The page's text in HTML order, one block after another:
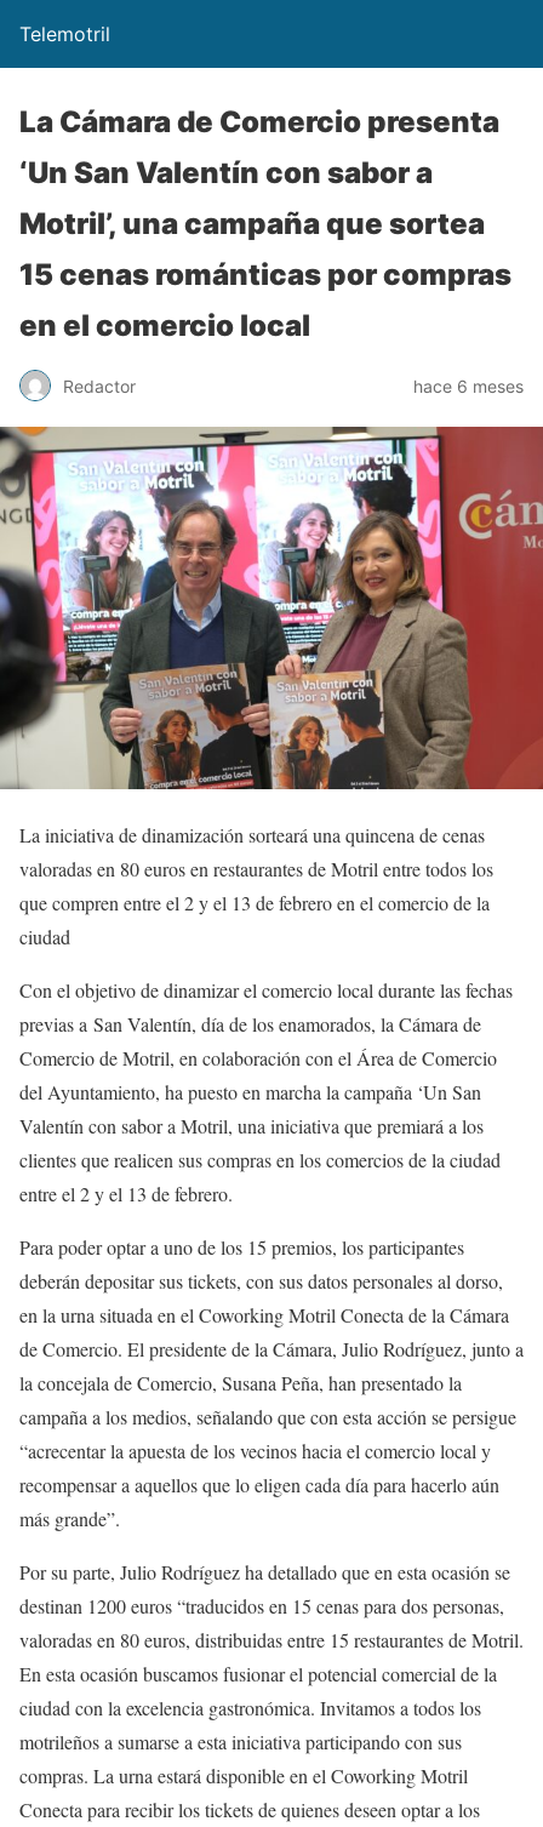
Telemotril
La Cámara de Comercio presenta
‘Un San Valentín con sabor a
Motril’, una campaña que sortea
15 cenas románticas por compras
en el comercio local
Redactor hace 6 meses
La iniciativa de dinamización sorteará una quincena de cenas
valoradas en 80 euros en restaurantes de Motril entre todos los
que compren entre el 2 y el 13 de febrero en el comercio de la
ciudad
Con el objetivo de dinamizar el comercio local durante las fechas
previas a San Valentín, día de los enamorados, la Cámara de
Comercio de Motril, en colaboración con el Área de Comercio
del Ayuntamiento, ha puesto en marcha la campaña ‘Un San
Valentín con sabor a Motril, una iniciativa que premiará a los
clientes que realicen sus compras en los comercios de la ciudad
entre el 2 y el 13 de febrero.
Para poder optar a uno de los 15 premios, los participantes
deberán depositar sus tickets, con sus datos personales al dorso,
en la urna situada en el Coworking Motril Conecta de la Cámara
de Comercio. El presidente de la Cámara, Julio Rodríguez, junto a
la concejala de Comercio, Susana Peña, han presentado la
campaña a los medios, señalando que con esta acción se persigue
“acrecentar la apuesta de los vecinos hacia el comercio local y
recompensar a aquellos que lo eligen cada día para hacerlo aún
más grande”.
Por su parte, Julio Rodríguez ha detallado que en esta ocasión se
destinan 1200 euros “traducidos en 15 cenas para dos personas,
valoradas en 80 euros, distribuidas entre 15 restaurantes de Motril.
En esta ocasión buscamos fusionar el potencial comercial de la
ciudad con la excelencia gastronómica. Invitamos a todos los
motrileños a sumarse a esta iniciativa participando con sus
compras. La urna estará disponible en el Coworking Motril
Conecta para recibir los tickets de quienes deseen optar a los